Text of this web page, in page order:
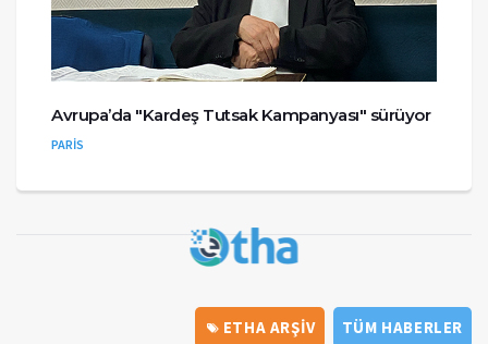
Avrupa’da "Kardeş Tutsak Kampanyası" sürüyor
PARİS
TÜM HABERLER
ETHA ARŞİV